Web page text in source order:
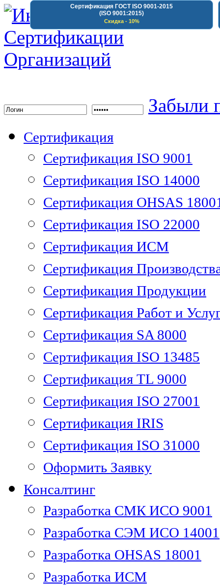
Сертификация ГОСТ ISO 9001-2015
(ISO 9001:2015)
Скидка - 10%
Забыли
Сертификация
Сертификация ISO 9001
Сертификация ISO 14000
Сертификация OHSAS
Сертификация ISO 22000
Сертификация ИСМ
Сертификация
Сертификация Продукции
Сертификация Работ и
Сертификация SA 8000
Сертификация ISO 13485
Сертификация TL 9000
Сертификация ISO 27001
Сертификация IRIS
Сертификация ISO 31000
Оформить Заявку
Консалтинг
Разработка СМК ИСО 9001
Разработка СЭМ ИСО 14001
Разработка OHSAS 18001
Разработка ИСМ